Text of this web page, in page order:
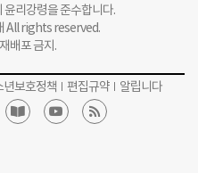
리강령을 준수합니다.
All rights reserved.
배포 금지.
년보호정책 편집규약 알립니다